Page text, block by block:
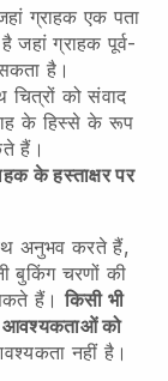
ग्राहक एक पता
ग्राहक पूर्व-
है।
को संवाद
के हिस्से के रूप
हैं।
के हस्ताक्षर पर
अनुभव करते हैं,
बुकिंग चरणों की
हैं।किसी भी
आवश्यकताओं को
नहीं है।